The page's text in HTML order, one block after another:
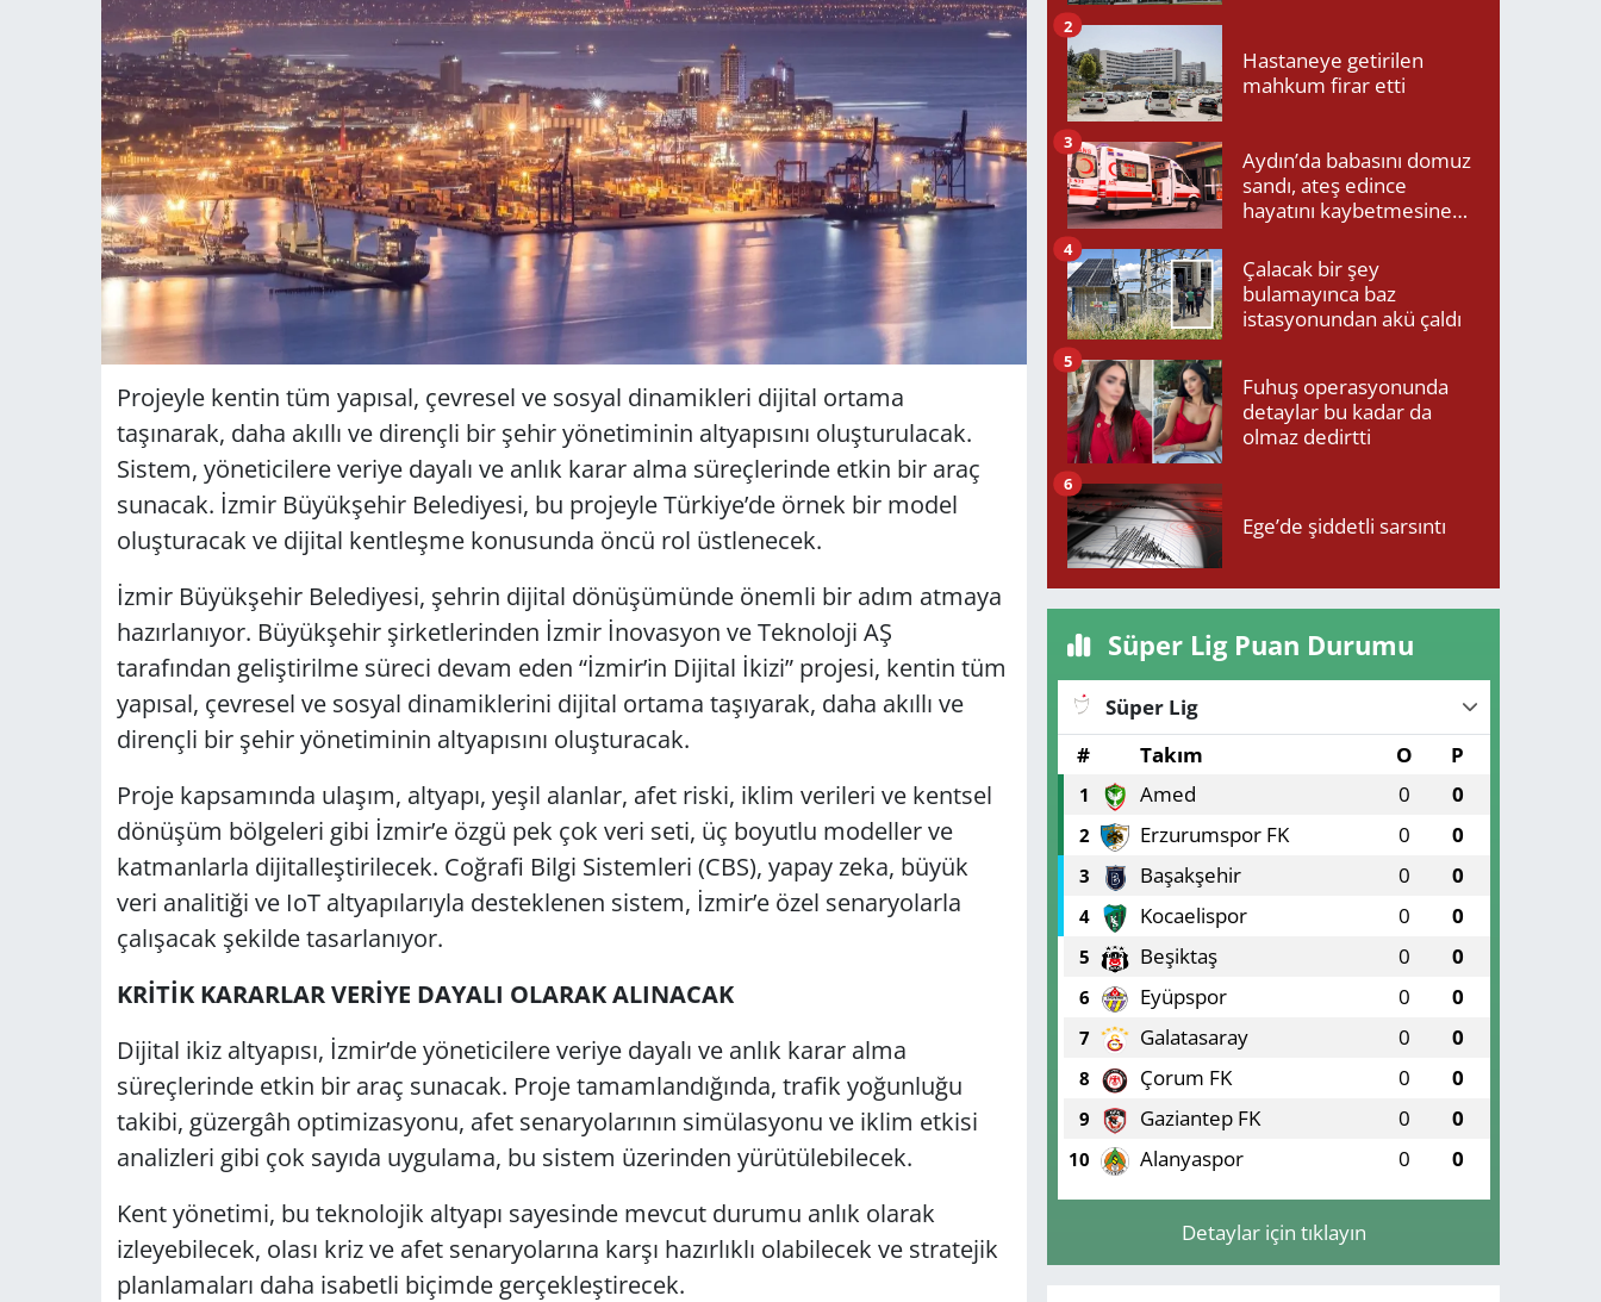
Projeyle kentin tüm yapısal, çevresel ve sosyal dinamikleri dijital ortama
taşınarak, daha akıllı ve dirençli bir şehir yönetiminin altyapısını oluşturulacak.
Sistem, yöneticilere veriye dayalı ve anlık karar alma süreçlerinde etkin bir araç
sunacak. İzmir Büyükşehir Belediyesi, bu projeyle Türkiye’de örnek bir model
oluşturacak ve dijital kentleşme konusunda öncü rol üstlenecek.
İzmir Büyükşehir Belediyesi, şehrin dijital dönüşümünde önemli bir adım atmaya
hazırlanıyor. Büyükşehir şirketlerinden İzmir İnovasyon ve Teknoloji AŞ
tarafından geliştirilme süreci devam eden “İzmir’in Dijital İkizi” projesi, kentin tüm
yapısal, çevresel ve sosyal dinamiklerini dijital ortama taşıyarak, daha akıllı ve
dirençli bir şehir yönetiminin altyapısını oluşturacak.
Proje kapsamında ulaşım, altyapı, yeşil alanlar, afet riski, iklim verileri ve kentsel
dönüşüm bölgeleri gibi İzmir’e özgü pek çok veri seti, üç boyutlu modeller ve
katmanlarla dijitalleştirilecek. Coğrafi Bilgi Sistemleri (CBS), yapay zeka, büyük
veri analitiği ve IoT altyapılarıyla desteklenen sistem, İzmir’e özel senaryolarla
çalışacak şekilde tasarlanıyor.
KRİTİK KARARLAR VERİYE DAYALI OLARAK ALINACAK
Dijital ikiz altyapısı, İzmir’de yöneticilere veriye dayalı ve anlık karar alma
süreçlerinde etkin bir araç sunacak. Proje tamamlandığında, trafik yoğunluğu
takibi, güzergâh optimizasyonu, afet senaryolarının simülasyonu ve iklim etkisi
analizleri gibi çok sayıda uygulama, bu sistem üzerinden yürütülebilecek.
Kent yönetimi, bu teknolojik altyapı sayesinde mevcut durumu anlık olarak
izleyebilecek, olası kriz ve afet senaryolarına karşı hazırlıklı olabilecek ve stratejik
planlamaları daha isabetli biçimde gerçekleştirecek.
Hastaneye getirilen
mahkum firar etti
2
Aydın’da babasını domuz
sandı, ateş edince
hayatını kaybetmesine
3
Çalacak bir şey
bulamayınca baz
istasyonundan akü çaldı
4
Fuhuş operasyonunda
detaylar bu kadar da
olmaz dedirtti
5
Ege’de şiddetli sarsıntı
6
Süper Lig Puan Durumu
Süper Lig
#
Takım O P
1 Amed 0 0
2 Erzurumspor FK 0 0
3 Başakşehir 0 0
4 Kocaelispor 0 0
5 Beşiktaş 0 0
6 Eyüpspor 0 0
7 Galatasaray 0 0
8 Çorum FK 0 0
9 Gaziantep FK 0 0
10 Alanyaspor 0 0
Detaylar için tıklayın